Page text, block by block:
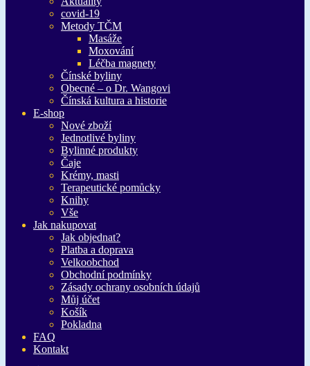
covid-19
Metody TČM
Masáže
Moxování
Léčba magnety
Čínské byliny
Obecné – o Dr. Wangovi
Čínská kultura a historie
E-shop
Nové zboží
Jednotlivé byliny
Bylinné produkty
Čaje
Krémy, masti
Terapeutické pomůcky
Knihy
Vše
Jak nakupovat
Jak objednat?
Platba a doprava
Velkoobchod
Obchodní podmínky
Zásady ochrany osobních údajů
Můj účet
Košík
Pokladna
FAQ
Kontakt